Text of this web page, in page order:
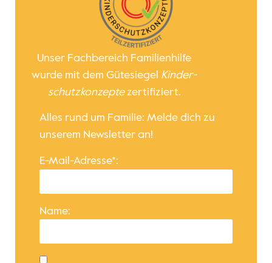
Unser Fachbereich Familienhilfe
wurde mit dem Gütesiegel Kinder­
schutz­konzeptezertifiziert.
Alles rund um Familie: Melde dich zu
unserem Newsletter an!
E-Mail-Adresse*:
Name: